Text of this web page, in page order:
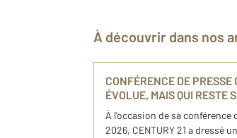
À découvrir dans nos
CONFÉRENCE DE
ÉVOLUE, MAIS QUI RESTE
À l'occasion de sa
2026, CENTURY 21 a dressé